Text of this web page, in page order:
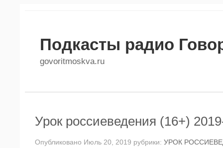
Подкасты радио
govoritmoskva.ru
Урок россиеведения (16+)
Опубликовано Июль 20, 2019 рубрики: УРОК